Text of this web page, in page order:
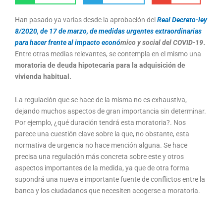
Han pasado ya varias desde la aprobación del Real Decreto-ley
8/2020, de 17 de marzo, de medidas urgentes extraordinarias
para hacer frente al impacto económico y social del COVID-19.
Entre otras medias relevantes, se contempla en el mismo una
moratoria de deuda hipotecaria para la adquisición de
vivienda habitual.
La regulación que se hace de la misma no es exhaustiva,
dejando muchos aspectos de gran importancia sin determinar.
Por ejemplo, ¿qué duración tendrá esta moratoria?. Nos
parece una cuestión clave sobre la que, no obstante, esta
normativa de urgencia no hace mención alguna. Se hace
precisa una regulación más concreta sobre este y otros
aspectos importantes de la medida, ya que de otra forma
supondrá una nueva e importante fuente de conflictos entre la
banca y los ciudadanos que necesiten acogerse a moratoria.